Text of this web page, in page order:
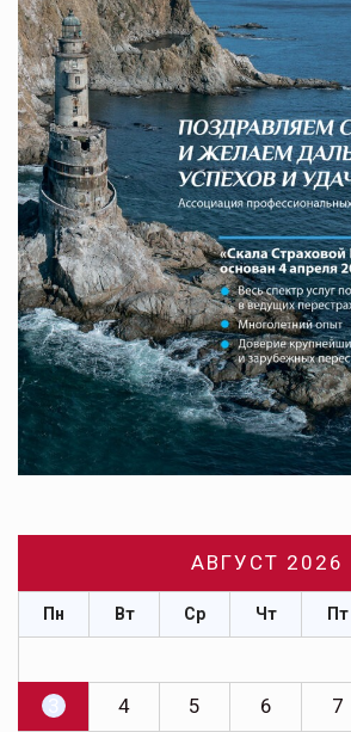
АВГУСТ 2026
Пн Вт Ср Чт Пт
3
4 5 6 7